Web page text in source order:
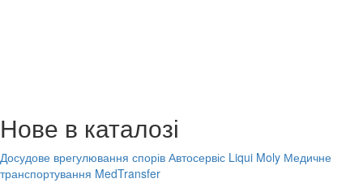
Нове в каталозі
Досудове врегулювання спорів Автосервіс Liqui Moly Медичне
транспортування MedTransfer